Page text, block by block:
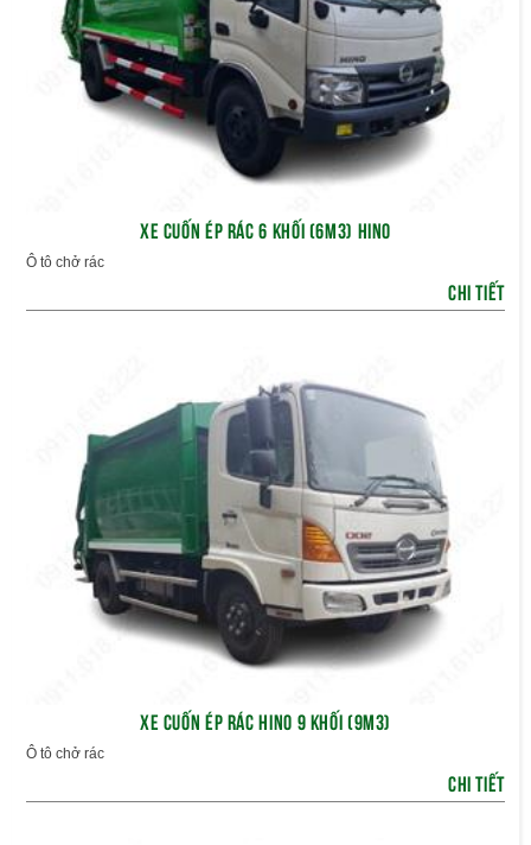
XE CUỐN ÉP RÁC 6 KHỐI (6M3) HINO
Ô tô chở rác
CHI TIẾT
XE CUỐN ÉP RÁC HINO 9 KHỐI (9M3)
Ô tô chở rác
CHI TIẾT